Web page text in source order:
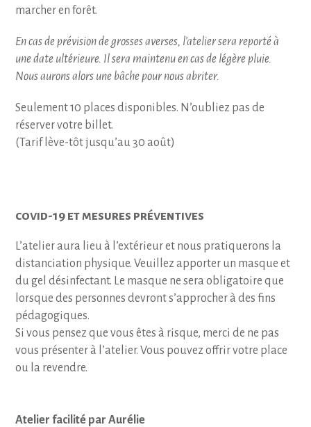
marcher en forêt.
En cas de prévision de grosses averses, l’atelier sera reporté à
une date ultérieure. Il sera maintenu en cas de légère pluie.
Nous aurons alors une bâche pour nous abriter.
Seulement 10 places disponibles. N’oubliez pas de
réserver votre billet.
(Tarif lève-tôt jusqu’au 30 août)
covid-19 et mesures préventives
L’atelier aura lieu à l’extérieur et nous pratiquerons la
distanciation physique. Veuillez apporter un masque et
du gel désinfectant. Le masque ne sera obligatoire que
lorsque des personnes devront s’approcher à des fins
pédagogiques.
Si vous pensez que vous êtes à risque, merci de ne pas
vous présenter à l’atelier. Vous pouvez offrir votre place
ou la revendre.
Atelier facilité par Aurélie